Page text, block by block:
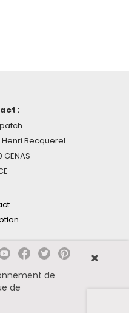
:
Henri Becquerel
de
de